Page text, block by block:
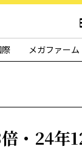
メガファーム
・24年